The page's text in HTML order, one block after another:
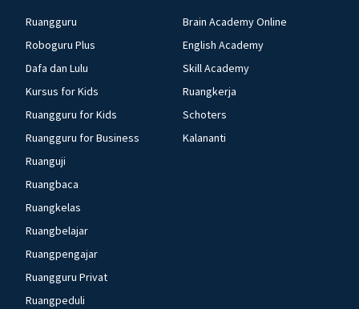
Ruangguru
Roboguru Plus
Dafa dan Lulu
Kursus for Kids
Ruangguru for Kids
Ruangguru for Business
Ruanguji
Ruangbaca
Ruangkelas
Ruangbelajar
Ruangpengajar
Ruangguru Privat
Ruangpeduli
Brain Academy Online
English Academy
Skill Academy
Ruangkerja
Schoters
Kalananti